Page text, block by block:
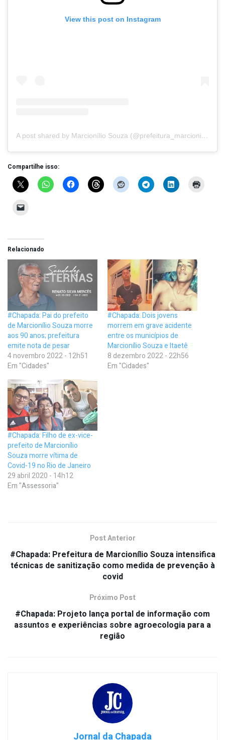
View this post on Instagram
A post shared by Marcionílio Souza (@prefeitura_marcioniliosouza)
Compartilhe isso:
Relacionado
#Chapada: Pai do prefeito
de Marcionílio Souza morre
aos 90 anos; prefeitura
emite nota de pesar
4 novembro 2022 - 12h51
Em "Cidades"
#Chapada: Dois jovens
morrem em grave acidente
entre os municípios de
Marcionílio Souza e Itaetê
8 dezembro 2022 - 22h56
Em "Cidades"
#Chapada: Filho de ex-vice-
prefeito de Marcionílio
Souza morre vítima de
Covid-19 no Rio de Janeiro
29 abril 2020 - 14h12
Em "Assessoria"
Post Anterior
#Chapada: Prefeitura de Marcionílio Souza intensifica
técnicas de sanitização como medida de prevenção à
covid
Próximo Post
#Chapada: Projeto lança portal de informação com
assuntos e experiências sobre agroecologia para a
região
Jornal da Chapada